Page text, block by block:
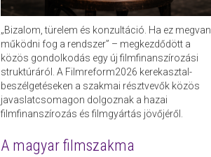
„Bizalom, türelem és konzultáció. Ha ez megvan,
működni fog a rendszer” – megkezdődött a
közös gondolkodás egy új filmfinanszírozási
struktúráról. A Filmreform2026 kerekasztal-
beszélgetéseken a szakmai résztvevők közös
javaslatcsomagon dolgoznak a hazai
filmfinanszírozás és filmgyártás jövőjéről.
A magyar filmszakma